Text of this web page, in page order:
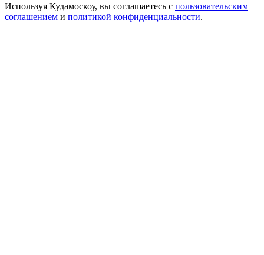
Используя Кудамоскоу, вы соглашаетесь с пользовательским
соглашением и политикой конфиденциальности.